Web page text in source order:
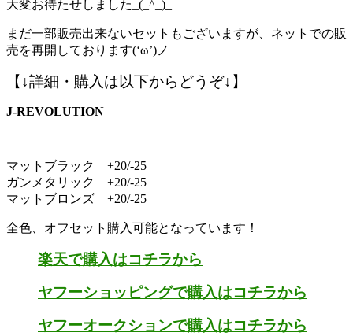
大変お待たせしました_(_^_)_
まだ一部販売出来ないセットもございますが、ネットでの販
売を再開しております(‘ω’)ノ
【↓詳細・購入は以下からどうぞ↓】
J-REVOLUTION
マットブラック +20/-25
ガンメタリック +20/-25
マットブロンズ +20/-25
全色、オフセット購入可能となっています！
楽天で購入はコチラから
ヤフーショッピングで購入はコチラから
ヤフーオークションで購入はコチラから